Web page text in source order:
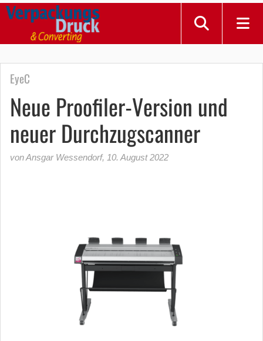
EyeC
Neue Proofiler-Version und
neuer Durchzugscanner
von Ansgar Wessendorf, 10. August 2022